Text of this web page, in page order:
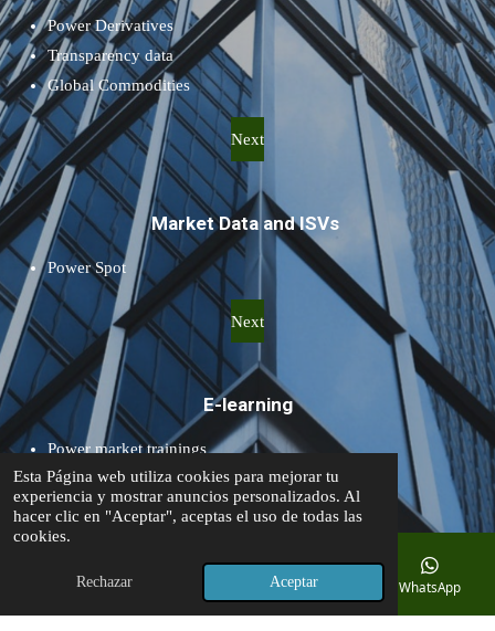
Esta Página web utiliza cookies para mejorar tu
experiencia y mostrar anuncios personalizados. Al
hacer clic en "Aceptar", aceptas el uso de todas las
cookies.
Rechazar Aceptar
Power Derivatives
Transparency data
Global Commodities
Next
Market Data and ISVs
Power Spot
Next
E-learning
Power market trainings
Market Coupling
Electricity trading
Next
Correo electrónico
Mapa WhatsApp